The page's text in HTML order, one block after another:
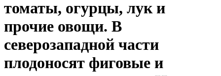
томаты, огурцы, лук и
прочие овощи. В
северозападной части
плодоносят фиговые и